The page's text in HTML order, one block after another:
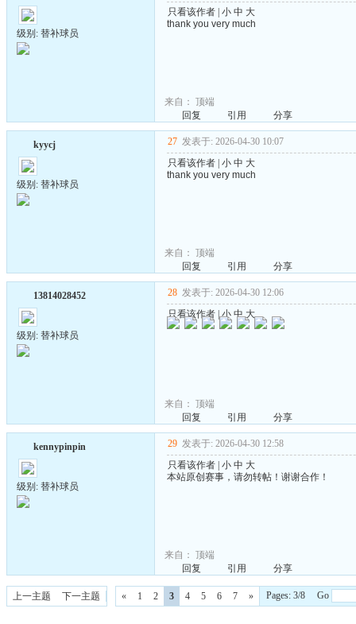
级别: 替补球员
只看该作者 小 中 大
thank you very much
来自： 顶端
回复
引用 分享
kyycj
级别: 替补球员
27 发表于: 2026-04-30 10:07
只看该作者 小 中 大
thank you very much
来自： 顶端
回复
引用 分享
13814028452
级别: 替补球员
28 发表于: 2026-04-30 12:06
只看该作者 |小 中 大
来自： 顶端
回复
引用 分享
kennypinpin
级别: 替补球员
29 发表于: 2026-04-30 12:58
只看该作者 小 中 大
本站原创赛事，请勿转帖！谢谢合作！
来自： 顶端
回复
引用 分享
上一主题 下一主题 « 1 2 3 4 5 6 7 » Pages: 3/8 Go